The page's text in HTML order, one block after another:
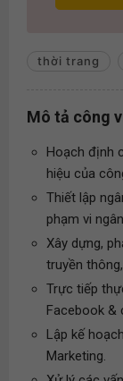
thời trang
Mô tả công
Hoạch định
hiệu của
Thiết lập
phạm vi
Xây dựng,
truyền
Trực tiếp
Facebook &
Lập kế
Marketing.